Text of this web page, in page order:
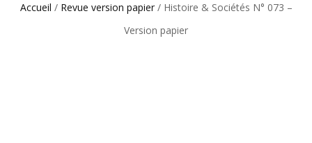
Accueil / Revue version papier/ Histoire & Sociétés N° 073 –
Version papier